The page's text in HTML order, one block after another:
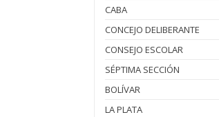
CABA
CONCEJO DELIBERANTE
CONSEJO ESCOLAR
SÉPTIMA SECCIÓN
BOLÍVAR
LA PLATA